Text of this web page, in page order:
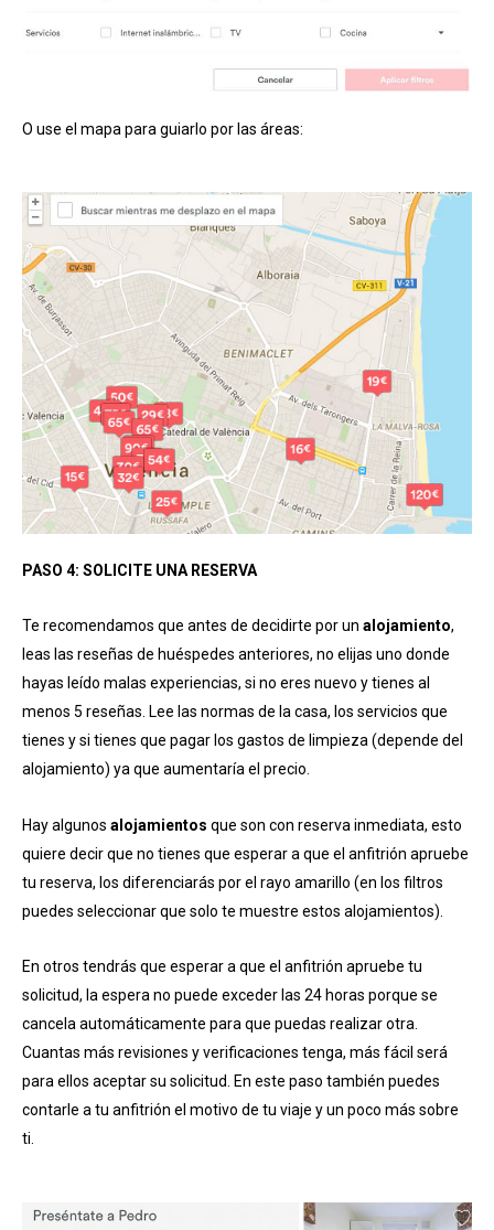
O use el mapa para guiarlo por las áreas:
PASO 4: SOLICITE UNA RESERVA
Te recomendamos que antes de decidirte por un alojamiento,
leas las reseñas de huéspedes anteriores, no elijas uno donde
hayas leído malas experiencias, si no eres nuevo y tienes al
menos 5 reseñas. Lee las normas de la casa, los servicios que
tienes y si tienes que pagar los gastos de limpieza (depende del
alojamiento) ya que aumentaría el precio.
Hay algunos alojamientos que son con reserva inmediata, esto
quiere decir que no tienes que esperar a que el anfitrión apruebe
tu reserva, los diferenciarás por el rayo amarillo (en los filtros
puedes seleccionar que solo te muestre estos alojamientos).
En otros tendrás que esperar a que el anfitrión apruebe tu
solicitud, la espera no puede exceder las 24 horas porque se
cancela automáticamente para que puedas realizar otra.
Cuantas más revisiones y verificaciones tenga, más fácil será
para ellos aceptar su solicitud. En este paso también puedes
contarle a tu anfitrión el motivo de tu viaje y un poco más sobre
ti.